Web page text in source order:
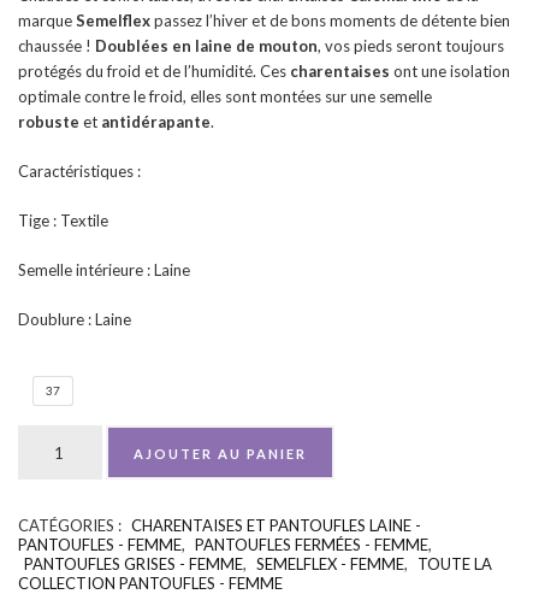
marqueSemelflexpassez l’hiver et de bons moments de détente bien
chaussée ! Doublées en laine de mouton, vos pieds seront toujours
protégés du froid et de l’humidité. Ces charentaises ont une isolation
optimale contre le froid, elles sont montées sur une semelle
robuste et antidérapante.
Caractéristiques :
Tige : Textile
Semelle intérieure : Laine
Doublure : Laine
37
AJOUTER AU PANIER
CATÉGORIES : CHARENTAISES ET PANTOUFLES LAINE -
PANTOUFLES - FEMME, PANTOUFLES FERMÉES - FEMME,
PANTOUFLES GRISES - FEMME, SEMELFLEX - FEMME,
TOUTE LA
COLLECTION PANTOUFLES - FEMME